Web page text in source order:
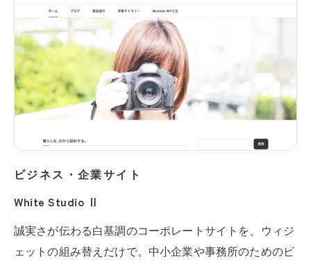
ビジネス・企業サイト
White Studio Ⅱ
誠実さが伝わる白基調のコーポレートサイトを、ウィジ
ェットの組み替えだけで。中小企業や事務所のためのビ